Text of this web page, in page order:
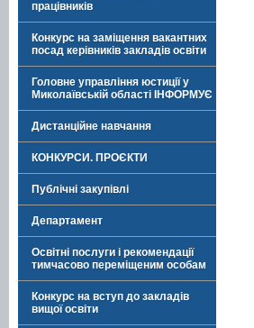
працівників
Конкурс на заміщення вакантних
посад керівників закладів освіти
Головне управління юстиції у
Миколаївській області ІНФОРМУЄ
Дистанційне навчання
КОНКУРСИ. ПРОЄКТИ
Публічні закупівлі
Департамент
Освітні послуги і рекомендації
тимчасово переміщеним особам
Конкурс на вступ до закладів
вищої освіти